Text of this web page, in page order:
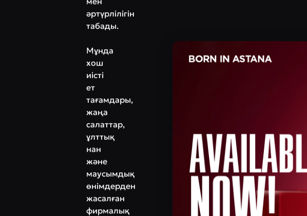
әртүрлілігін
табады.
Мұнда
хош
иісті
ет
тағамдары,
жаңа
салаттар,
ұлттық
нан
және
маусымдық
өнімдерден
жасалған
фирмалық